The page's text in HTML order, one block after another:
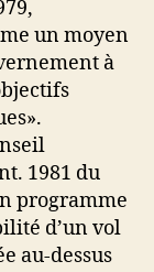
un moyen
à
1981 du
programme
d’un vol
au-dessus